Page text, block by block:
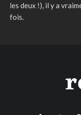
les deux !), il y a
fois.